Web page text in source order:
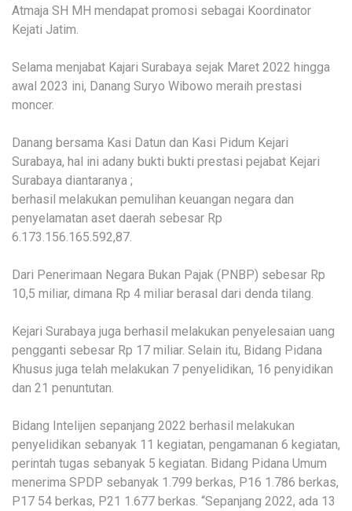
Atmaja SH MH mendapat promosi sebagai Koordinator
Kejati Jatim.
Selama menjabat Kajari Surabaya sejak Maret 2022 hingga
awal 2023 ini, Danang Suryo Wibowo meraih prestasi
moncer.
Danang bersama Kasi Datun dan Kasi Pidum Kejari
Surabaya, hal ini adany bukti bukti prestasi pejabat Kejari
Surabaya diantaranya ;
berhasil melakukan pemulihan keuangan negara dan
penyelamatan aset daerah sebesar Rp
6.173.156.165.592,87.
Dari Penerimaan Negara Bukan Pajak (PNBP) sebesar Rp
10,5 miliar, dimana Rp 4 miliar berasal dari denda tilang.
Kejari Surabaya juga berhasil melakukan penyelesaian uang
pengganti sebesar Rp 17 miliar. Selain itu, Bidang Pidana
Khusus juga telah melakukan 7 penyelidikan, 16 penyidikan
dan 21 penuntutan.
Bidang Intelijen sepanjang 2022 berhasil melakukan
penyelidikan sebanyak 11 kegiatan, pengamanan 6 kegiatan,
perintah tugas sebanyak 5 kegiatan. Bidang Pidana Umum
menerima SPDP sebanyak 1.799 berkas, P16 1.786 berkas,
P17 54 berkas, P21 1.677 berkas. “Sepanjang 2022, ada 13